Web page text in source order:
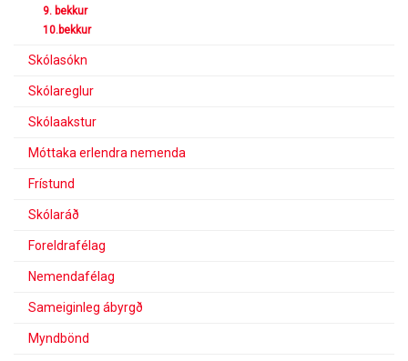
9. bekkur
10.bekkur
Skólasókn
Skólareglur
Skólaakstur
Móttaka erlendra nemenda
Frístund
Skólaráð
Foreldrafélag
Nemendafélag
Sameiginleg ábyrgð
Myndbönd